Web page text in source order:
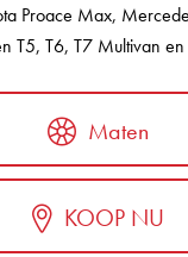
Proace Max,
T5, T6, T7 Multivan
Maten
KOOP NU